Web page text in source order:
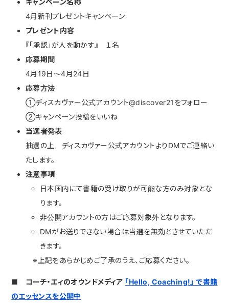
キャンペーン名称
4月新刊プレゼントキャンペーン
プレゼント内容
『「承認」が人を動かす』 １名
応募期間
4月19日～4月24日
応募方法
①ディスカヴァー公式アカウント@discover21をフォロー
②キャンペーン投稿をいいね
当選者発表
抽選の上、ディスカヴァー公式アカウントよりDMでご連絡い
たします。
注意事項
日本国内にて書籍の受け取りが可能な方のみ対象とな
ります。
非公開アカウントの方はご応募対象外となります。
DMがお送りできない場合は当選を無効とさせていただ
きます。
※上記をあらかじめご了承のうえ、ご応募ください。
■ コーチ・エィのオウンドメディア 「Hello, Coaching!」 で書籍
のエッセンスを公開中